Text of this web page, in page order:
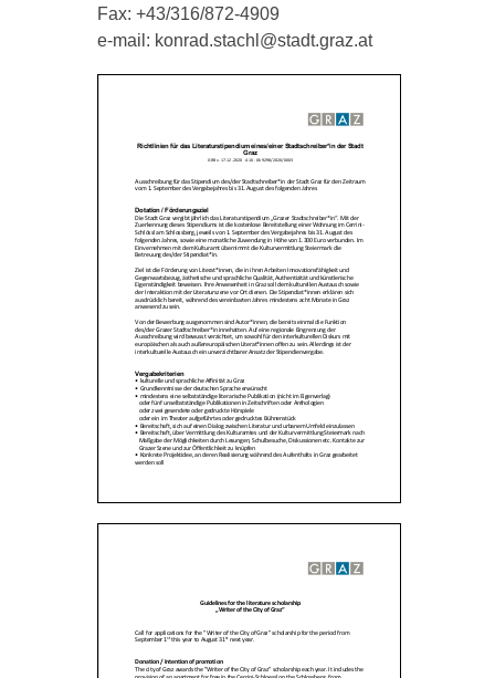
Fax: +43/316/872-4909
e-mail: konrad.stachl@stadt.graz.at